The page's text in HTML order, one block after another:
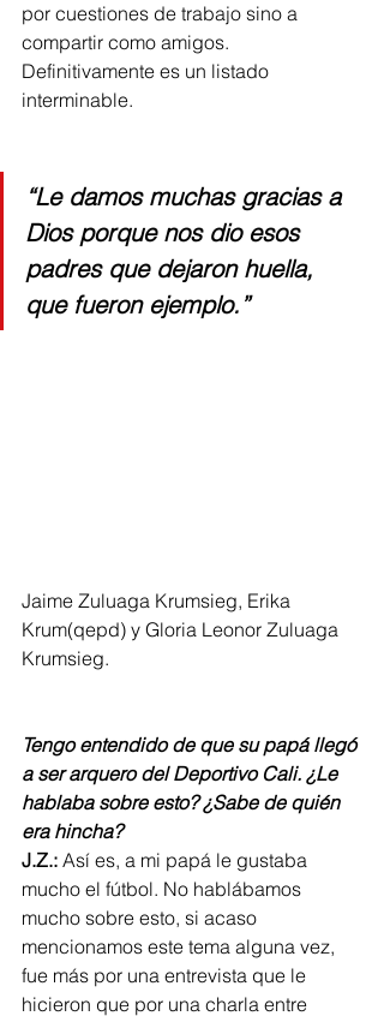
por cuestiones de trabajo sino a
compartir como amigos.
Definitivamente es un listado
interminable.
“Le damos muchas gracias a
Dios porque nos dio esos
padres que dejaron huella,
que fueron ejemplo. ”
Jaime Zuluaga Krumsieg, Erika
Krum(qepd) y Gloria Leonor Zuluaga
Krumsieg.
Tengo entendido de que su papá llegó
a ser arquero del Deportivo Cali. ¿Le
hablaba sobre esto? ¿Sabe de quién
era hincha?
J.Z.: Así es, a mi papá le gustaba
mucho el fútbol. No hablábamos
mucho sobre esto, si acaso
mencionamos este tema alguna vez,
fue más por una entrevista que le
hicieron que por una charla entre